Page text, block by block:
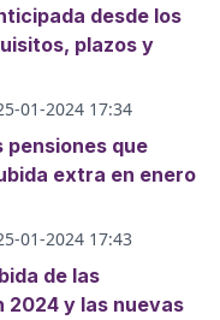
desde los
plazos y
01-2024 17:34
pensiones que
extra en enero
01-2024 17:43
de las
2024 y las nuevas